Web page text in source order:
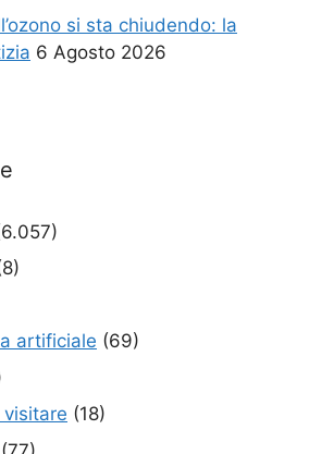
si sta chiudendo: la
6 Agosto 2026
artificiale (69)
(18)